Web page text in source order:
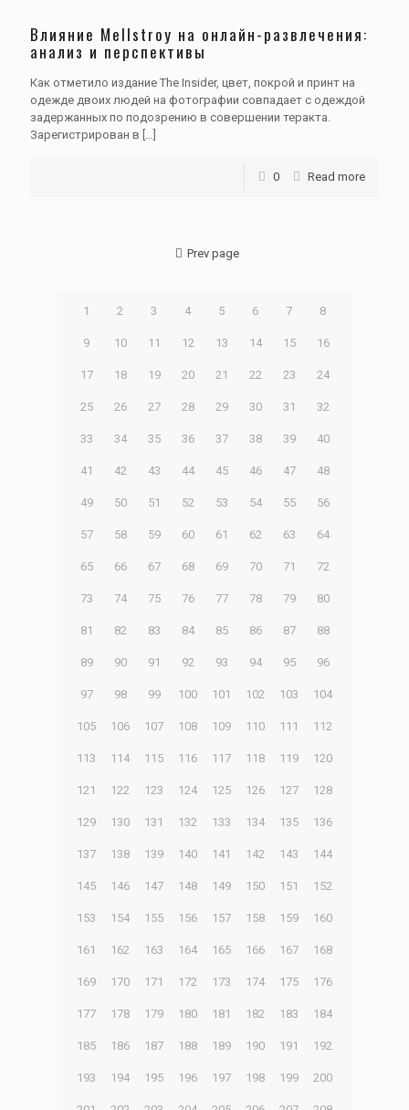
Влияние Mellstroy на онлайн-развлечения:
анализ и перспективы
Как отметило издание The Insider, цвет, покрой и принт на
одежде двоих людей на фотографии совпадает с одеждой
задержанных по подозрению в совершении теракта.
Зарегистрирован в […]
0 Read more
Prev page
1 2 3 4 5 6 7 8
9 10 11 12 13 14 15 16
17 18 19 20 21 22 23 24
25 26 27 28 29 30 31 32
33 34 35 36 37 38 39 40
41 42 43 44 45 46 47 48
49 50 51 52 53 54 55 56
57 58 59 60 61 62 63 64
65 66 67 68 69 70 71 72
73 74 75 76 77 78 79 80
81 82 83 84 85 86 87 88
89 90 91 92 93 94 95 96
97 98 99 100 101 102 103 104
105 106 107 108 109 110 111 112
113 114 115 116 117 118 119 120
121 122 123 124 125 126 127 128
129 130 131 132 133 134 135 136
137 138 139 140 141 142 143 144
145 146 147 148 149 150 151 152
153 154 155 156 157 158 159 160
161 162 163 164 165 166 167 168
169 170 171 172 173 174 175 176
177 178 179 180 181 182 183 184
185 186 187 188 189 190 191 192
193 194 195 196 197 198 199 200